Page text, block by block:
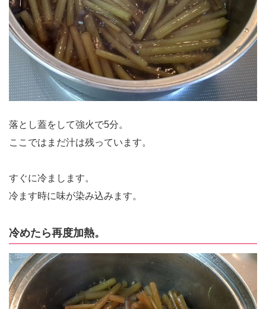
落とし蓋をして強火で5分。
ここではまだ汁は残っています。
すぐに冷まします。
冷ます時に味が染み込みます。
冷めたら再度加熱。